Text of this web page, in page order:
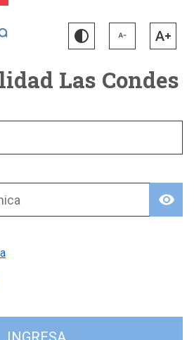
Las Condes
visibility